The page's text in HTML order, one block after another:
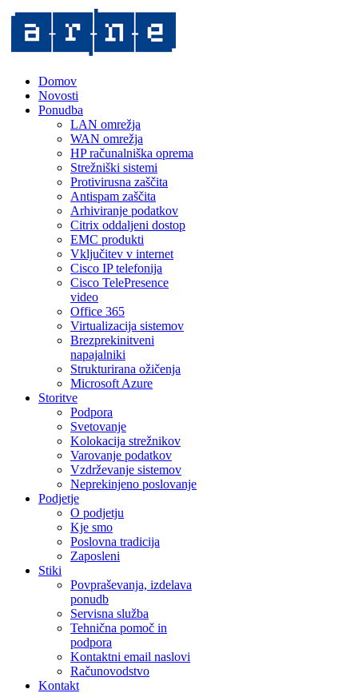
Domov
Novosti
Ponudba
LAN omrežja
WAN omrežja
HP računalniška oprema
Strežniški sistemi
Protivirusna zaščita
Antispam zaščita
Arhiviranje podatkov
Citrix oddaljeni dostop
EMC produkti
Vključitev v internet
Cisco IP telefonija
Cisco TelePresence
video
Office 365
Virtualizacija sistemov
Brezprekinitveni
napajalniki
Strukturirana ožičenja
Microsoft Azure
Storitve
Podpora
Svetovanje
Kolokacija strežnikov
Varovanje podatkov
Vzdrževanje sistemov
Neprekinjeno poslovanje
Podjetje
O podjetju
Kje smo
Poslovna tradicija
Zaposleni
Stiki
Povpraševanja, izdelava
ponudb
Servisna služba
Tehnična pomoč in
podpora
Kontaktni email naslovi
Računovodstvo
Kontakt